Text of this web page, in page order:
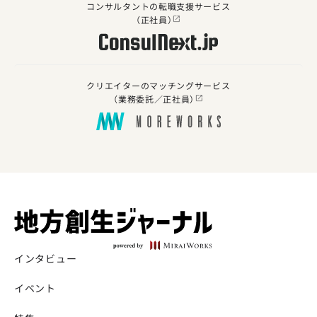
コンサルタントの転職支援サービス
（正社員）
クリエイターのマッチングサービス
（業務委託／正社員）
インタビュー
イベント